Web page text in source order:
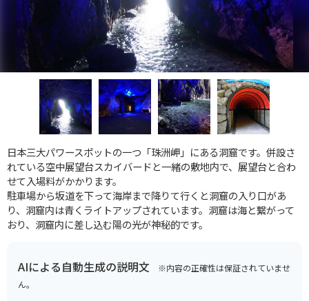
日本三大パワースポットの一つ「珠洲岬」にある洞窟です。併設さ
れている空中展望台スカイバードと一緒の敷地内で、展望台と合わ
せて入場料がかかります。
駐車場から坂道を下って海岸まで降りて行くと洞窟の入り口があ
り、洞窟内は青くライトアップされています。洞窟は海と繋がって
おり、洞窟内に差し込む陽の光が神秘的です。
AIによる自動生成の説明文 ※内容の正確性は保証されていませ
ん。